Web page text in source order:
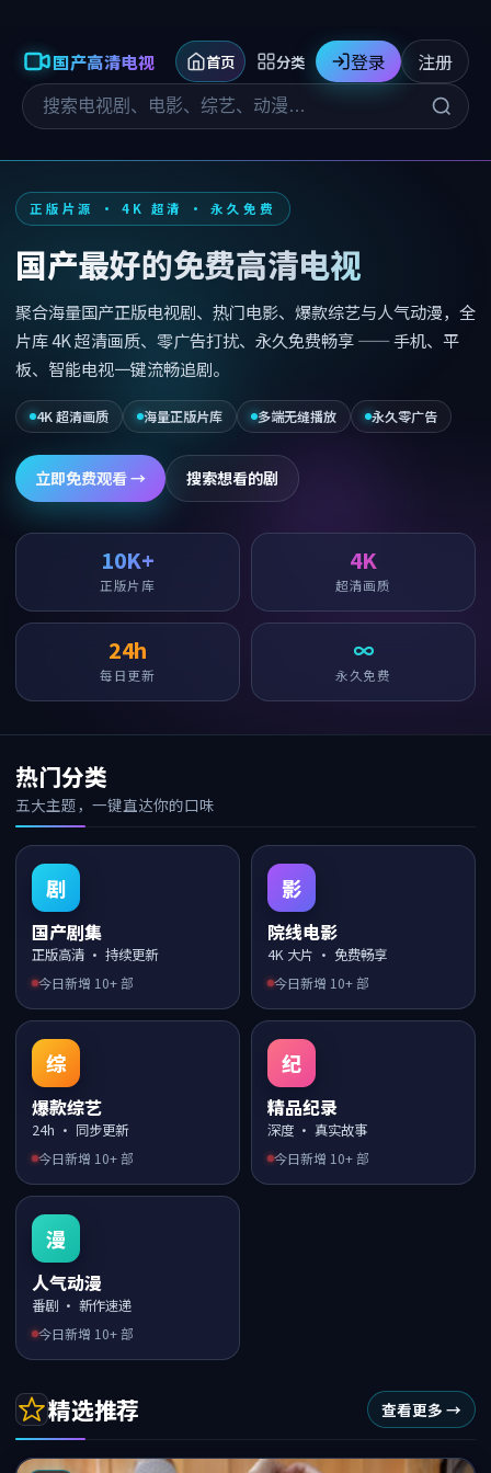
国产高清电视 首页 分类 登录 注册
正版片源 · 4K 超清 · 永久免费
国产最好的免费高清电视
聚合海量国产正版电视剧、热门电影、爆款综艺与人气动漫，全
片库 4K 超清画质、零广告打扰、永久免费畅享 —— 手机、平
板、智能电视一键流畅追剧。
4K 超清画质 海量正版片库 多端无缝播放 永久零广告
立即免费观看 → 搜索想看的剧
10K+
正版片库
4K
超清画质
24h
每日更新
∞
永久免费
热门分类
五大主题，一键直达你的口味
剧
国产剧集
正版高清 · 持续更新
今日新增 10+ 部
影
院线电影
4K 大片 · 免费畅享
今日新增 10+ 部
综
爆款综艺
24h · 同步更新
今日新增 10+ 部
纪
精品纪录
深度 · 真实故事
今日新增 10+ 部
漫
人气动漫
番剧 · 新作速递
今日新增 10+ 部
精选推荐 查看更多 →